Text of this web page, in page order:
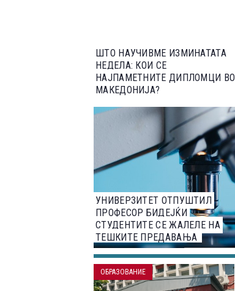
ШТО НАУЧИВМЕ ИЗМИНАТАТА
НЕДЕЛА: КОИ СЕ
НАЈПАМЕТНИТЕ ДИПЛОМЦИ ВО
МАКЕДОНИЈА?
УНИВЕРЗИТЕТ ОТПУШТИЛ
ПРОФЕСОР БИДЕЈЌИ
СТУДЕНТИТЕ СЕ ЖАЛЕЛЕ НА
ТЕШКИТЕ ПРЕДАВАЊА
ОБРАЗОВАНИЕ